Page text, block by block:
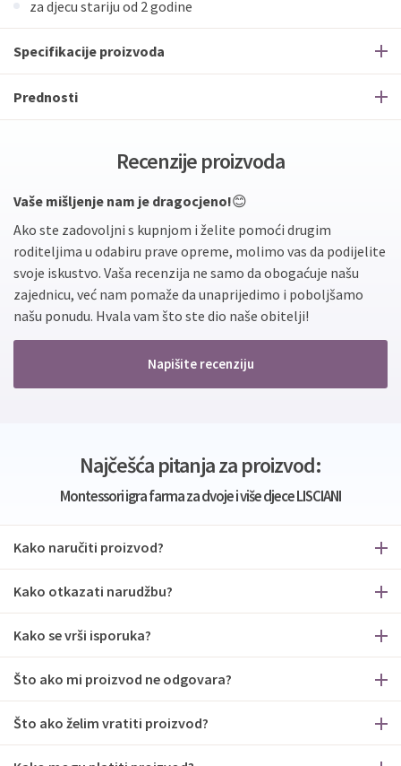
za djecu stariju od 2 godine
Specifikacije proizvoda
Prednosti
Recenzije proizvoda
Vaše mišljenje nam je dragocjeno!😊
Ako ste zadovoljni s kupnjom i želite pomoći drugim
roditeljima u odabiru prave opreme, molimo vas da podijelite
svoje iskustvo. Vaša recenzija ne samo da obogaćuje našu
zajednicu, već nam pomaže da unaprijedimo i poboljšamo
našu ponudu. Hvala vam što ste dio naše obitelji!
Napišite recenziju
Najčešća pitanja za proizvod:
Montessori igra farma za dvoje i više djece LISCIANI
Kako naručiti proizvod?
Kako otkazati narudžbu?
Kako se vrši isporuka?
Što ako mi proizvod ne odgovara?
Što ako želim vratiti proizvod?